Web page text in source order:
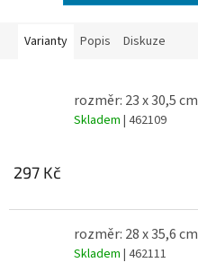
Varianty Popis Diskuze
rozměr: 23 x 30,5 cm
Skladem | 462109
297 Kč
rozměr: 28 x 35,6 cm
Skladem | 462111